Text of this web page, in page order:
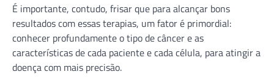
É importante, contudo, frisar que para alcançar bons
resultados com essas terapias, um fator é primordial:
conhecer profundamente o tipo de câncer e as
características de cada paciente e cada célula, para atingir a
doença com mais precisão.